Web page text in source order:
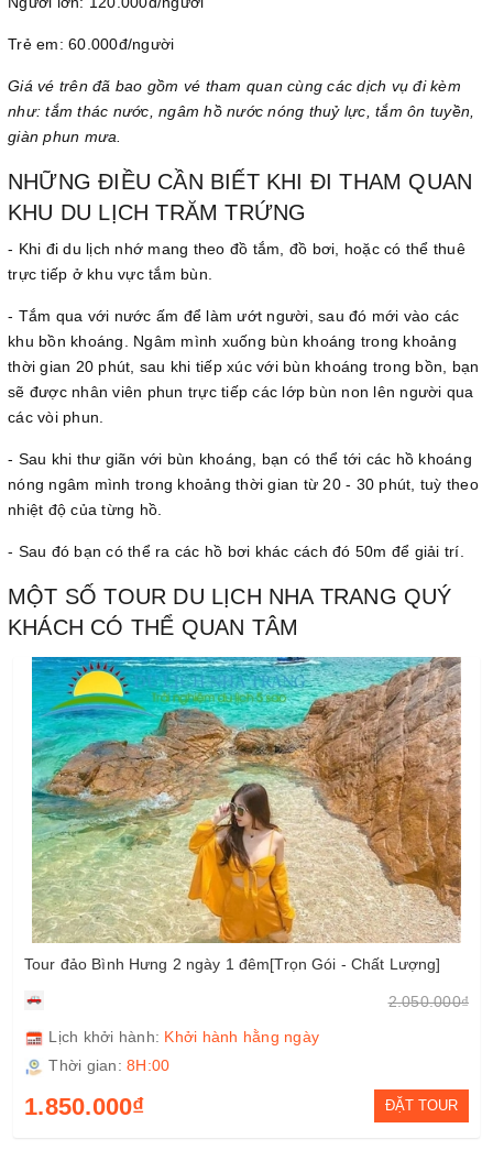
Trẻ em: 60.000đ/người
Giá vé trên đã bao gồm vé tham quan cùng các dịch vụ đi kèm
như: tắm thác nước, ngâm hồ nước nóng thuỷ lực, tắm ôn tuyền,
giàn phun mưa.
NHỮNG ĐIỀU CẦN BIẾT KHI ĐI THAM QUAN
KHU DU LỊCH TRĂM TRỨNG
- Khi đi du lịch nhớ mang theo đồ tắm, đồ bơi, hoặc có thể thuê
trực tiếp ở khu vực tắm bùn.
- Tắm qua với nước ấm để làm ướt người, sau đó mới vào các
khu bồn khoáng. Ngâm mình xuống bùn khoáng trong khoảng
thời gian 20 phút, sau khi tiếp xúc với bùn khoáng trong bồn, bạn
sẽ được nhân viên phun trực tiếp các lớp bùn non lên người qua
các vòi phun.
- Sau khi thư giãn với bùn khoáng, bạn có thể tới các hồ khoáng
nóng ngâm mình trong khoảng thời gian từ 20 - 30 phút, tuỳ theo
nhiệt độ của từng hồ.
- Sau đó bạn có thể ra các hồ bơi khác cách đó 50m để giải trí.
MỘT SỐ TOUR DU LỊCH NHA TRANG QUÝ
KHÁCH CÓ THỂ QUAN TÂM
Tour đảo Bình Hưng 2 ngày 1 đêm[Trọn Gói - Chất Lượng]
2.050.000₫
Lịch khởi hành: Khởi hành hằng ngày
Thời gian: 8H:00
1.850.000₫ ĐẶT TOUR